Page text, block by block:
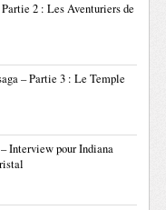
2 : Les Aventuriers de
– Partie 3 : Le Temple
Interview pour Indiana